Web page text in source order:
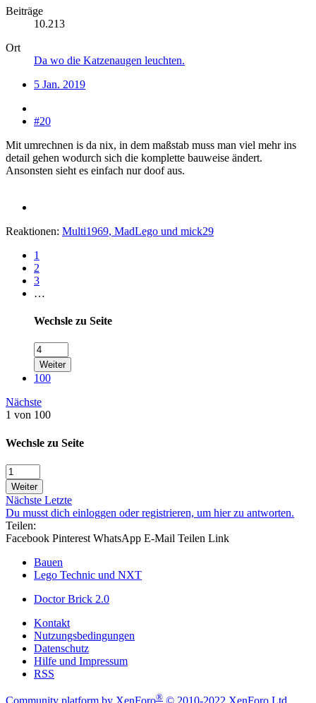
Beiträge
10.213
Ort
Da wo die Katzenaugen leuchten.
5 Jan. 2019
#20
Mit umrechnen is da nix, in dem maßstab muss man viel mehr ins
detail gehen wodurch sich die komplette bauweise ändert.
Ansonsten sieht es einfach nur doof aus.
Reaktionen: Multi1969, MadLego und mick29
1
2
3
…
Wechsle zu Seite
Weiter
100
Nächste
1 von 100
Wechsle zu Seite
Weiter
Nächste Letzte
Du musst dich einloggen oder registrieren, um hier zu antworten.
Teilen:
Facebook Pinterest WhatsApp E-Mail Teilen Link
Bauen
Lego Technic und NXT
Doctor Brick 2.0
Kontakt
Nutzungsbedingungen
Datenschutz
Hilfe und Impressum
RSS
®